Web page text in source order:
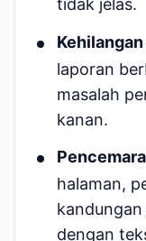
tidak jelas.
laporan
masalah
kanan.
halaman,
dengan